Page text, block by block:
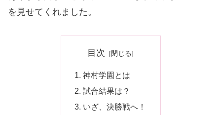
を見せてくれました。
目次
神村学園とは
試合結果は？
いざ、決勝戦へ！